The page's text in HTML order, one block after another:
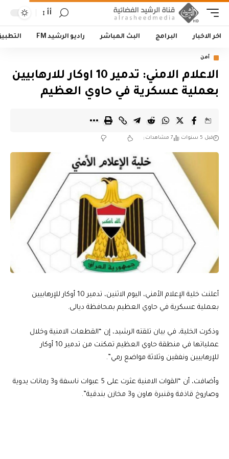
أأ
اخر الاخبار البرامج البث المباشر راديو الرشيد FM
أمن
الاعلام الامني: تدمير 10 اوكار للارهابيين
بعملية عسكرية في حاوي العظيم
قبل 5 سنوات 7 مشاهدات
أعلنت خلية الإعلام الأمني، اليوم الاثنين، تدمير 10 أوكار للإرهابيين
بعملية عسكرية في حاوي العظيم بمحافظة ديالى.
وذكرت الخلية، في بيان تلقته الرشيد، إن “القطعات الامنية وخلال
عملياتها في منطقة حاوي العظيم تمكنت من تدمير 10 أوكار
للإرهابيين ونفقين وثلاثة مواضع رمي”.
وأضافت، أن “القوات الامنية عثرت على 5 عبوات ناسفة و3 رمانات يدوية
وصاروخ قاذفة وقنبرة هاون و3 مخازن بندقية”.